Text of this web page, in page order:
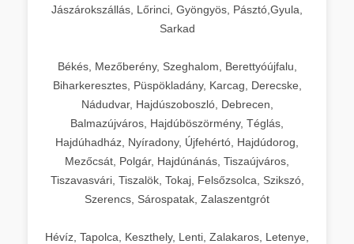
Jászárokszállás, Lőrinci, Gyöngyös, Pásztó,Gyula,
Sarkad
Békés, Mezőberény, Szeghalom, Berettyóújfalu,
Biharkeresztes, Püspökladány, Karcag, Derecske,
Nádudvar, Hajdúszoboszló, Debrecen,
Balmazújváros, Hajdúböszörmény, Téglás,
Hajdúhadház, Nyíradony, Újfehértó, Hajdúdorog,
Mezőcsát, Polgár, Hajdúnánás, Tiszaújváros,
Tiszavasvári, Tiszalök, Tokaj, Felsőzsolca, Szikszó,
Szerencs, Sárospatak, Zalaszentgrót
Hévíz, Tapolca, Keszthely, Lenti, Zalakaros, Letenye,